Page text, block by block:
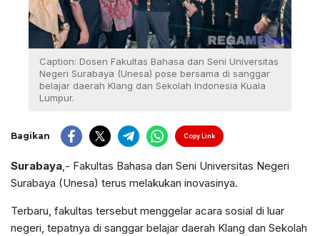
Caption: Dosen Fakultas Bahasa dan Seni Universitas
Negeri Surabaya (Unesa) pose bersama di sanggar
belajar daerah Klang dan Sekolah Indonesia Kuala
Lumpur.
Bagikan Copy Link
Surabaya ,- Fakultas Bahasa dan Seni Universitas Negeri
Surabaya (Unesa) terus melakukan inovasinya.
Terbaru, fakultas tersebut menggelar acara sosial di luar
negeri, tepatnya di sanggar belajar daerah Klang dan Sekolah